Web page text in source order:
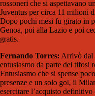
rossoneri che si aspettavano
Juventus per circa 11 milioni
Dopo pochi mesi fu girato in
Genoa, poi alla Lazio e poi
gratis.
Fernando Torres: Arrivò dal
entusiasmo da parte dei tifosi
Entusiasmo che si spense
presenze e un solo gol, il
esercitare l’acquisto definitivo